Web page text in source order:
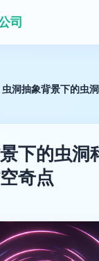
司
虫洞抽象背景下的虫
下的虫洞
奇点